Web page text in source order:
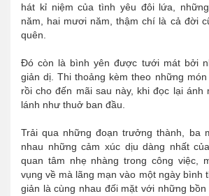
hát kỉ niệm của tình yêu đôi lứa,
năm, hai mươi năm, thậm chí là cả đời
quên.
Đó còn là bình yên được tưới mát bởi
giản dị. Thi thoảng kèm theo những
rồi cho đến mãi sau này, khi đọc lại ánh
lánh như thuở ban đầu.
Trải qua những đoạn trưởng thành, ba
nhau những cảm xúc dịu dàng nhất
quan tâm nhẹ nhàng trong công việc,
vụng về mà lãng mạn vào một ngày bình
giản là cùng nhau đối mặt với những